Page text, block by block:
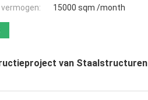
vermogen:
15000 sqm /month
van Staalstructuren